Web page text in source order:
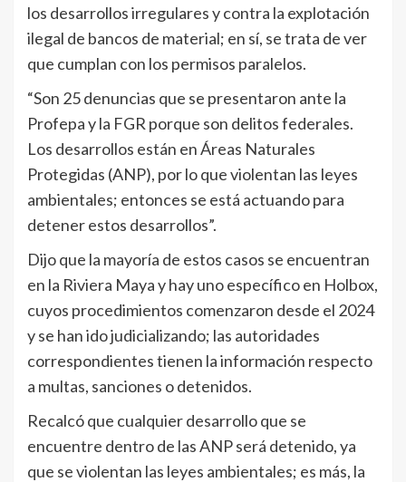
los desarrollos irregulares y contra la explotación
ilegal de bancos de material; en sí, se trata de ver
que cumplan con los permisos paralelos.
“Son 25 denuncias que se presentaron ante la
Profepa y la FGR porque son delitos federales.
Los desarrollos están en Áreas Naturales
Protegidas (ANP), por lo que violentan las leyes
ambientales; entonces se está actuando para
detener estos desarrollos”.
Dijo que la mayoría de estos casos se encuentran
en la Riviera Maya y hay uno específico en Holbox,
cuyos procedimientos comenzaron desde el 2024
y se han ido judicializando; las autoridades
correspondientes tienen la información respecto
a multas, sanciones o detenidos.
Recalcó que cualquier desarrollo que se
encuentre dentro de las ANP será detenido, ya
que se violentan las leyes ambientales; es más, la